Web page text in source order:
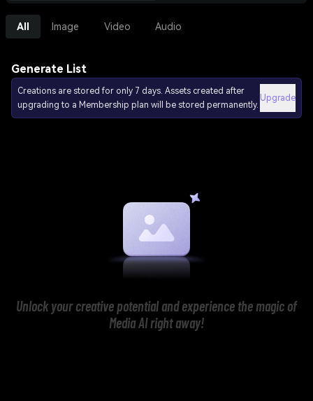
All Image Video Audio
Generate List
Creations are stored for only 7 days. Assets created after
upgrading to a Membership plan will be stored permanently.
Upgrade
Unlock your creative potential and experience the magic of
Media AI right away!